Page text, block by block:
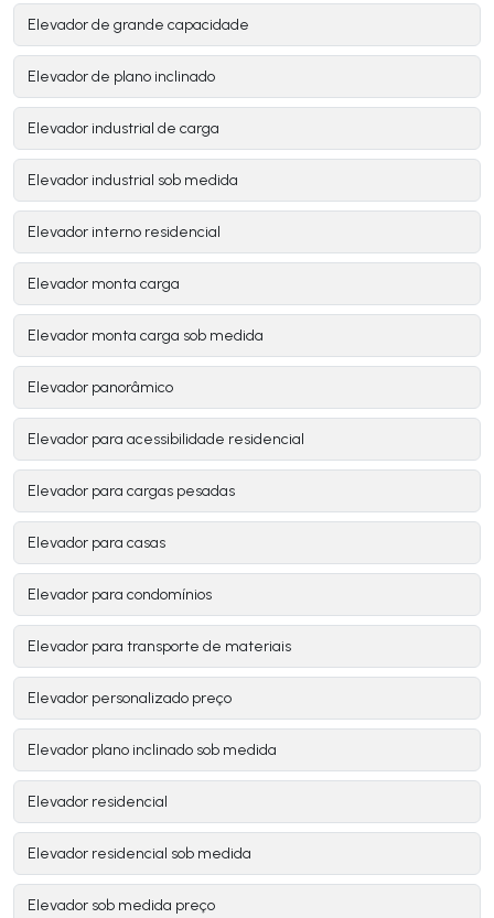
Elevador de grande capacidade
Elevador de plano inclinado
Elevador industrial de carga
Elevador industrial sob medida
Elevador interno residencial
Elevador monta carga
Elevador monta carga sob medida
Elevador panorâmico
Elevador para acessibilidade residencial
Elevador para cargas pesadas
Elevador para casas
Elevador para condomínios
Elevador para transporte de materiais
Elevador personalizado preço
Elevador plano inclinado sob medida
Elevador residencial
Elevador residencial sob medida
Elevador sob medida preço